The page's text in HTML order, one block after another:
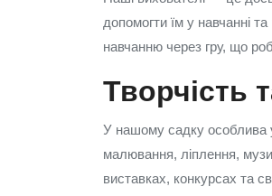
допомогти їм у навчанні
навчанню через гру, що
Творчість
У нашому садку особлива
малювання, ліплення,
виставках, конкурсах та